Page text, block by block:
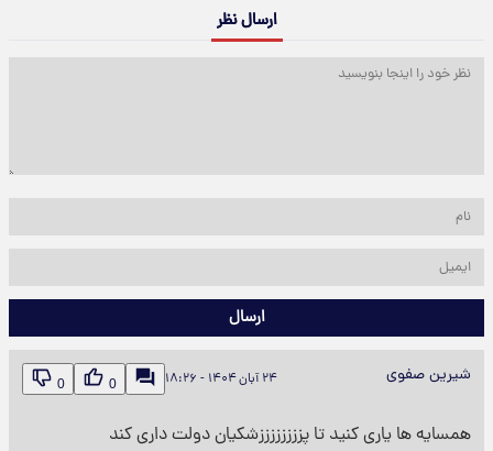
ارسال نظر
ارسال
شیرین صفوی ۲۴ آبان ۱۴۰۴ - ۱۸:۲۶ 0
0
همسایه ها یاری کنید تا پززززززززشکیان دولت داری کند